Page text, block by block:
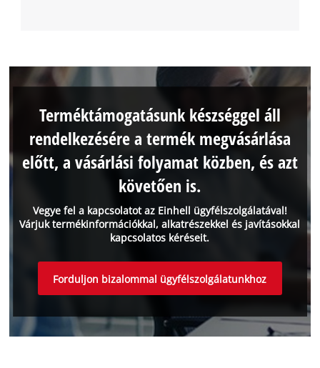
Vegye fel a kapcsolatot az Einhell ügyfélszolgálatával!
Várjuk termékinformációkkal, alkatrészekkel és javításokkal
kapcsolatos kéréseit.
Terméktámogatásunk készséggel áll
rendelkezésére a termék megvásárlása
előtt, a vásárlási folyamat közben, és azt
követően is.
Forduljon bizalommal ügyfélszolgálatunkhoz